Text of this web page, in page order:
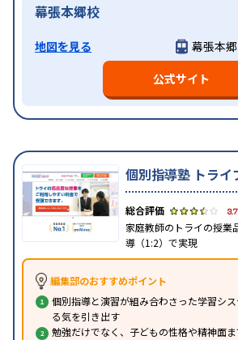
幕張本郷校
地図を見る
幕張本
公式サイト
個別指導塾 トライ
3.7
家庭教師のトライの授業
導（1:2）で実現
編集部のおすすめポイント
個別指導と演習が組み合わさった学習シ
る気を引き出す
勉強だけでなく、子どもの性格や精神面